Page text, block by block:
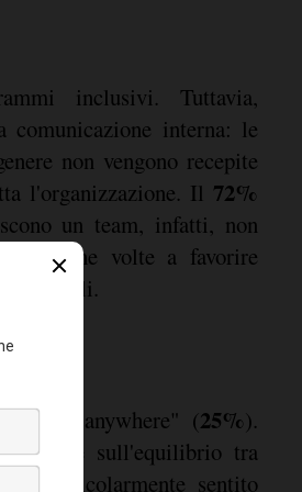
l'organizzazione. Il 72%
un team, infatti, non
politiche volte a favorire
apicali.
from anywhere" (25%).
incide sull'equilibrio tra
è particolarmente sentito